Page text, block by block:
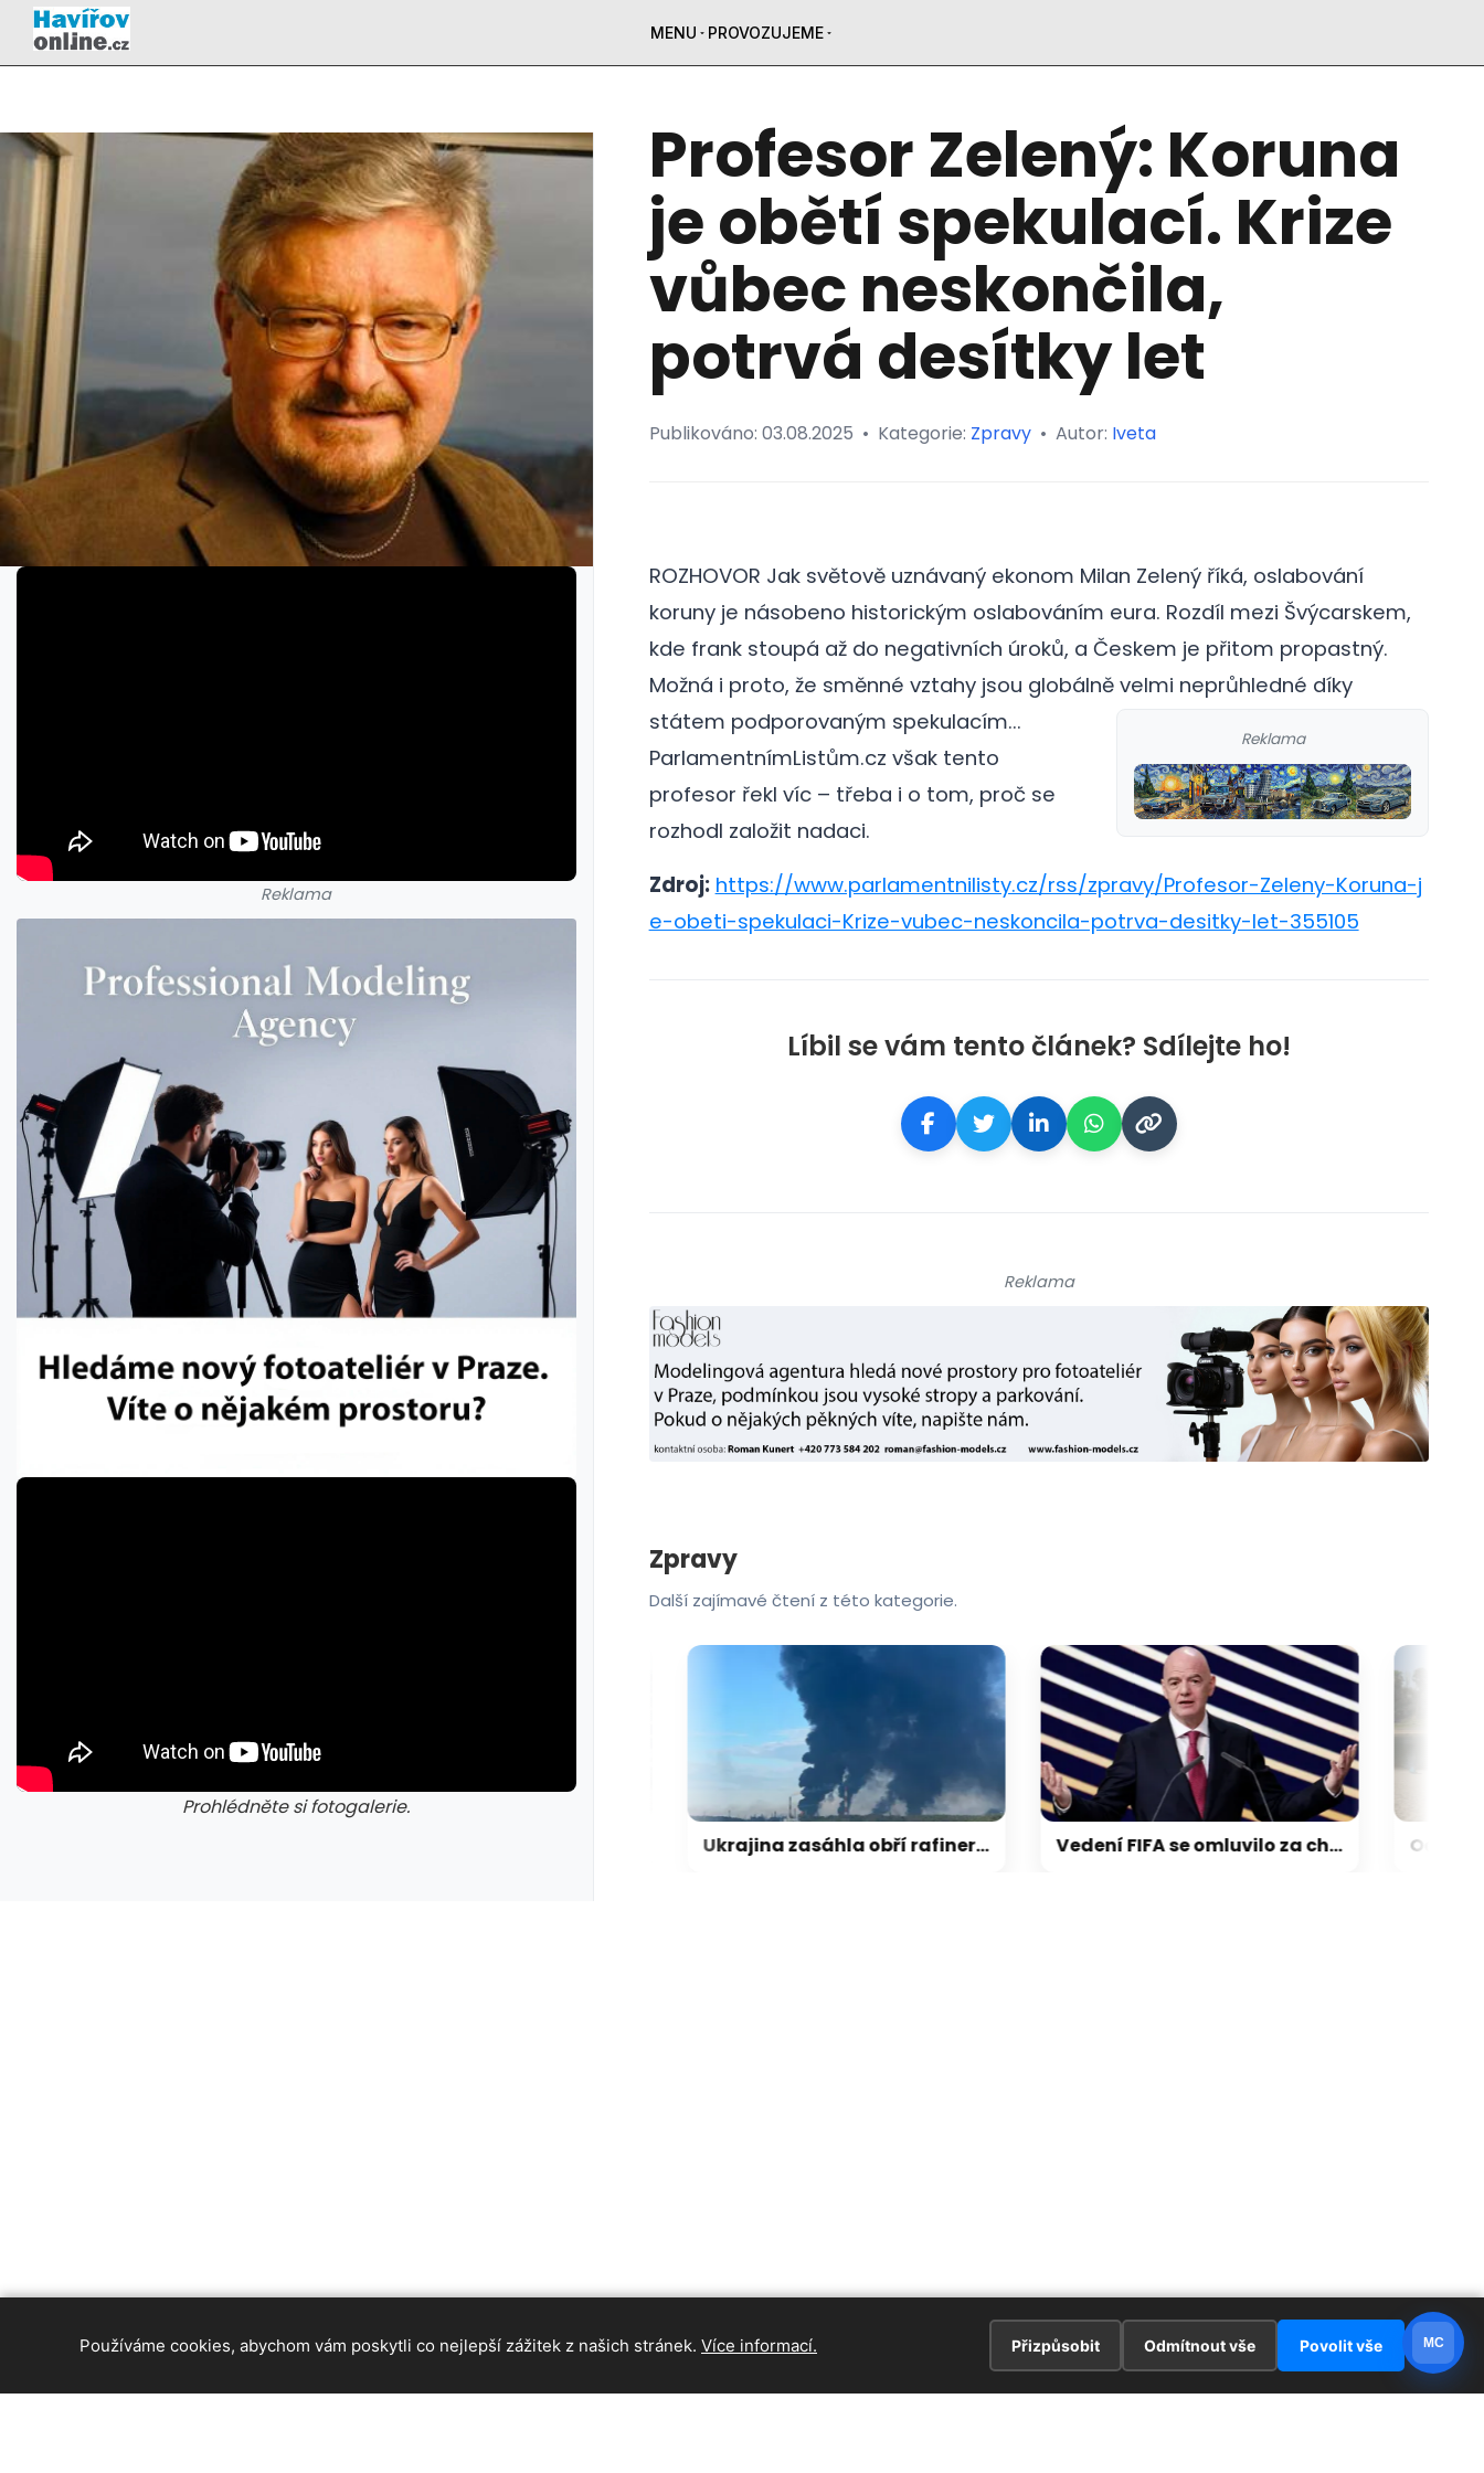
MENU PROVOZUJEME
Reklama
Prohlédněte si fotogalerie.
galerie: cviky galerie: cviky
Profesor Zelený: Koruna
je obětí spekulací. Krize
vůbec neskončila,
potrvá desítky let
Publikováno: 03.08.2025 • Kategorie: Zpravy • Autor: Iveta
ROZHOVOR Jak světově uznávaný ekonom Milan Zelený říká, oslabování
koruny je násobeno historickým oslabováním eura. Rozdíl mezi Švýcarskem,
kde frank stoupá až do negativních úroků, a Českem je přitom propastný.
Možná i proto, že směnné vztahy jsou globálně velmi neprůhledné díky
státem podporovaným spekulacím...
Reklama
ParlamentnímListům.cz však tento
profesor řekl víc – třeba i o tom, proč se
rozhodl založit nadaci.
Zdroj: https://www.parlamentnilisty.cz/rss/zpravy/Profesor-Zeleny-Koruna-j
e-obeti-spekulaci-Krize-vubec-neskoncila-potrva-desitky-let-355105
Líbil se vám tento článek? Sdílejte ho!
Reklama
Zpravy
Další zajímavé čtení z této kategorie.
Ukrajina zasáhla obří rafinerii, Rusko cílilo na nádraží či autobus Vedení FIFA se omluvilo za chyby a podpořilo Infantina. UEFA trvá na bojkotu
Používáme cookies, abychom vám poskytli co nejlepší zážitek z našich stránek. Více informací. Přizpůsobit Odmítnout vše Povolit vše MC